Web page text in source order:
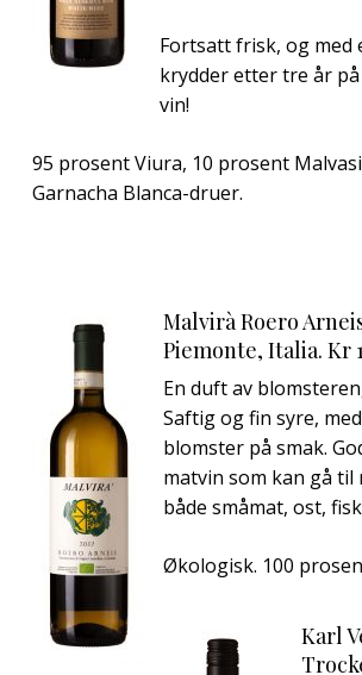
Fortsatt frisk, og med
krydder etter tre år
vin!
95 prosent Viura, 10 prosent
Garnacha Blanca-druer.
Malvirà Roero Arneis
Piemonte, Italia. Kr
En duft av
Saftig og fin syre,
blomster på smak.
matvin som kan gå
både småmat, ost,
Økologisk. 100
Karl